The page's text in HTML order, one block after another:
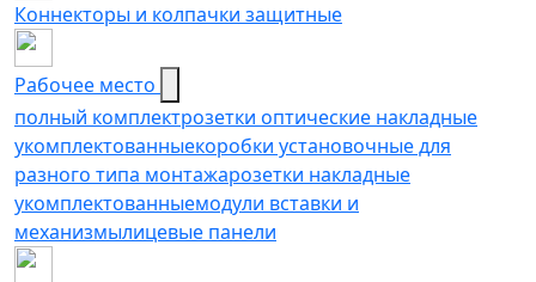
Коннекторы и колпачки защитные
Рабочее место
полный комплектрозетки оптические накладные
укомплектованныекоробки установочные для
разного типа монтажарозетки накладные
укомплектованныемодули вставки и
механизмылицевые панели